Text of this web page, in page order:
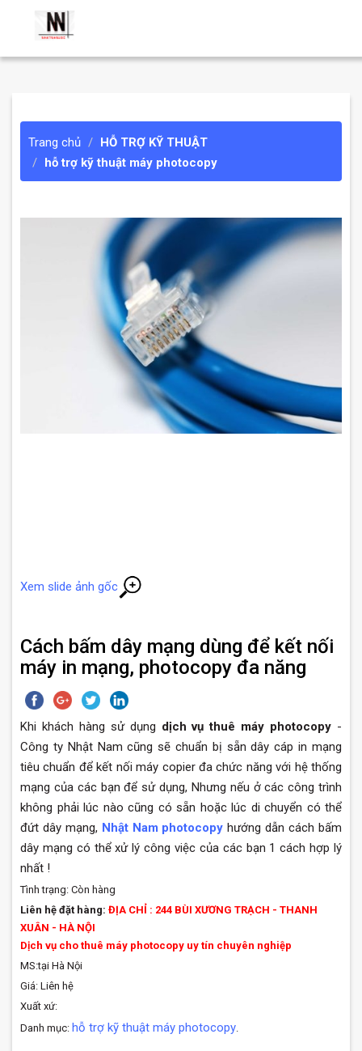
Trang chủ
HỖ TRỢ KỸ THUẬT
hỗ trợ kỹ thuật máy photocopy
Xem slide ảnh gốc
Cách bấm dây mạng dùng để kết nối
máy in mạng, photocopy đa năng
Khi khách hàng sử dụng dịch vụ thuê máy photocopy -
Công ty Nhật Nam cũng sẽ chuẩn bị sẵn dây cáp in mạng
tiêu chuẩn để kết nối máy copier đa chức năng với hệ thống
mạng của các bạn để sử dụng, Nhưng nếu ở các công trình
không phải lúc nào cũng có sẵn hoặc lúc di chuyển có thể
đứt dây mạng, Nhật Nam photocopy hướng dẫn cách bấm
dây mạng có thể xử lý công việc của các bạn 1 cách hợp lý
nhất !
Tình trạng: Còn hàng
Liên hệ đặt hàng: ĐỊA CHỈ : 244 BÙI XƯƠNG TRẠCH - THANH
XUÂN - HÀ NỘI
Dịch vụ cho thuê máy photocopy uy tín chuyên nghiệp
MS:tại Hà Nội
Giá: Liên hệ
Xuất xứ:
Danh mục: hỗ trợ kỹ thuật máy photocopy.